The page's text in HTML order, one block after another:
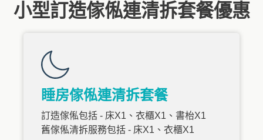
小型訂造傢俬連清拆套餐優惠
睡房傢俬連清拆套餐
訂造傢俬包括 - 床X1、衣櫃X1、書枱X1
舊傢俬清拆服務包括 - 床X1、衣櫃X1